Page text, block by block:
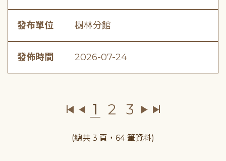
發布單位 樹林分館
發佈時間 2026-07-24
1 2 3
(總共 3 頁，64 筆資料)